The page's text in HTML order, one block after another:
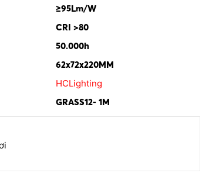
≥95Lm/W
CRI >80
50.000h
62x72x220MM
HCLighting
GRASS12- 1M